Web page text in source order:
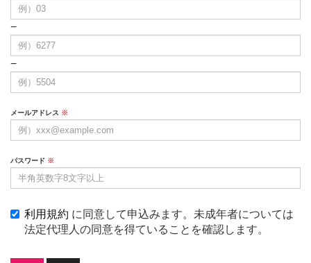
−
−
メールアドレス ※
パスワード ※
利用規約 に同意して申込みます。未成年者については
法定代理人の同意を得ていることを確認します。